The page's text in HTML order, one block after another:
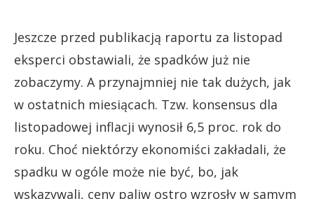
Jeszcze przed publikacją raportu za listopad
eksperci obstawiali, że spadków już nie
zobaczymy. A przynajmniej nie tak dużych, jak
w ostatnich miesiącach. Tzw. konsensus dla
listopadowej inflacji wynosił 6,5 proc. rok do
roku. Choć niektórzy ekonomiści zakładali, że
spadku w ogóle może nie być, bo, jak
wskazywali, ceny paliw ostro wzrosły w samym